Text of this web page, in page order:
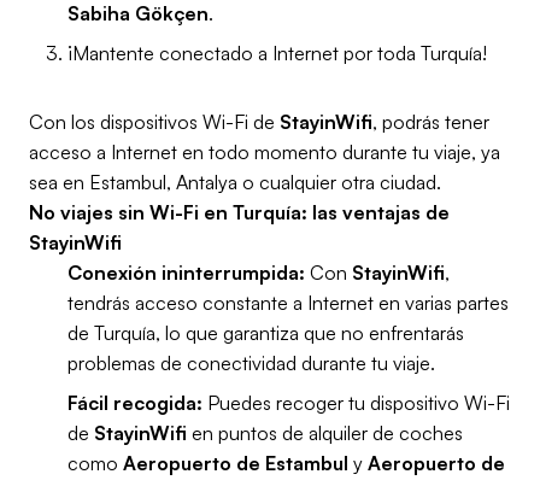
Sabiha Gökçen.
¡Mantente conectado a Internet por toda Turquía!
Con los dispositivos Wi-Fi de StayinWifi, podrás tener
acceso a Internet en todo momento durante tu viaje, ya
sea en Estambul, Antalya o cualquier otra ciudad.
No viajes sin Wi-Fi en Turquía: las ventajas de
StayinWifi
Conexión ininterrumpida: Con StayinWifi,
tendrás acceso constante a Internet en varias partes
de Turquía, lo que garantiza que no enfrentarás
problemas de conectividad durante tu viaje.
Fácil recogida: Puedes recoger tu dispositivo Wi-Fi
de StayinWifi en puntos de alquiler de coches
como Aeropuerto de Estambul y Aeropuerto de